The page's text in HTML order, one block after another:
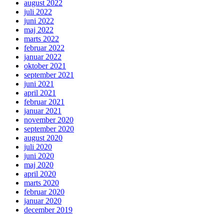
august 2022
juli 2022
juni 2022
maj 2022
marts 2022
februar 2022
januar 2022
oktober 2021
september 2021
juni 2021
april 2021
februar 2021
januar 2021
november 2020
september 2020
august 2020
juli 2020
juni 2020
maj 2020
april 2020
marts 2020
februar 2020
januar 2020
december 2019